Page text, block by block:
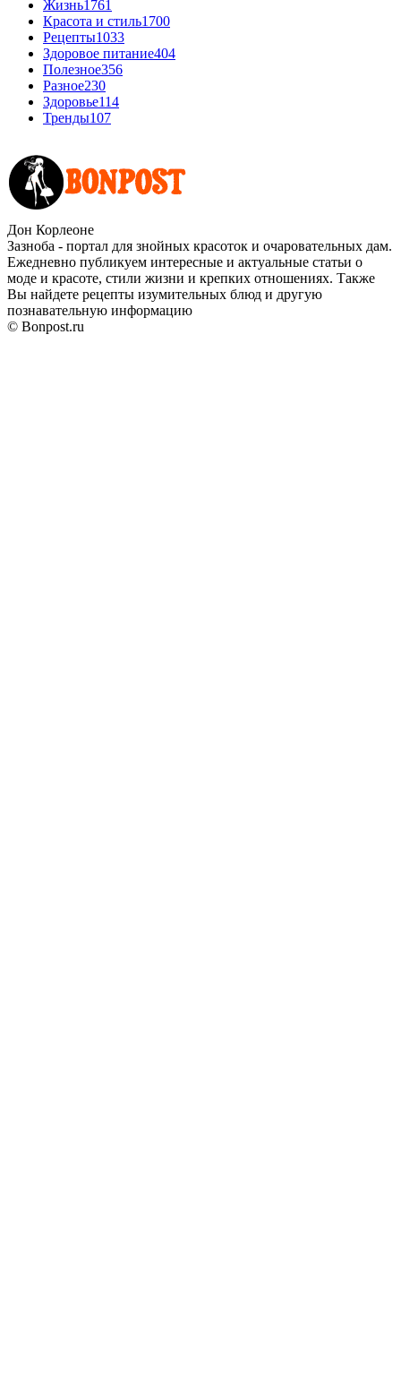
Жизнь1761
Красота и стиль1700
Рецепты1033
Здоровое питание404
Полезное356
Разное230
Здоровье114
Тренды107
Дон Корлеоне
Зазноба - портал для знойных красоток и очаровательных дам.
Ежедневно публикуем интересные и актуальные статьи о
моде и красоте, стили жизни и крепких отношениях. Также
Вы найдете рецепты изумительных блюд и другую
познавательную информацию
© Bonpost.ru